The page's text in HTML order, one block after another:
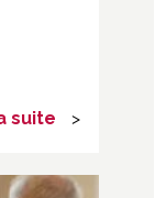
suite >